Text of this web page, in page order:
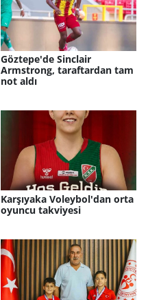
Göztepe'de Sinclair
Armstrong, taraftardan tam
not aldı
Karşıyaka Voleybol'dan orta
oyuncu takviyesi